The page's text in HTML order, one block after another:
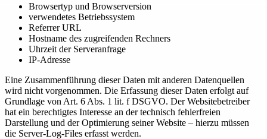
Browsertyp und Browserversion
verwendetes Betriebssystem
Referrer URL
Hostname des zugreifenden Rechners
Uhrzeit der Serveranfrage
IP-Adresse
Eine Zusammenführung dieser Daten mit anderen Datenquellen
wird nicht vorgenommen. Die Erfassung dieser Daten erfolgt auf
Grundlage von Art. 6 Abs. 1 lit. f DSGVO. Der Websitebetreiber
hat ein berechtigtes Interesse an der technisch fehlerfreien
Darstellung und der Optimierung seiner Website – hierzu müssen
die Server-Log-Files erfasst werden.